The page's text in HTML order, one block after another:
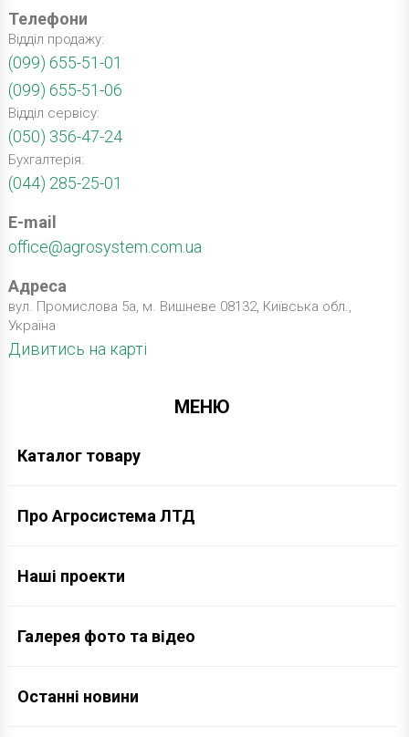
Телефони
Відділ продажу:
(099) 655-51-01
(099) 655-51-06
Відділ сервісу:
(050) 356-47-24
Бухгалтерія:
(044) 285-25-01
E-mail
office@agrosystem.com.ua
Адреса
вул. Промислова 5а, м. Вишневе 08132, Київська обл.,
Україна
Дивитись на карті
МЕНЮ
Каталог товару
Про Агросистема ЛТД
Наші проекти
Галерея фото та відео
Останні новини